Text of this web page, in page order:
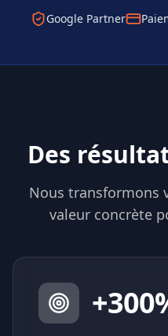
Google Partner
Des
Nous transformons
valeur concrète
+300